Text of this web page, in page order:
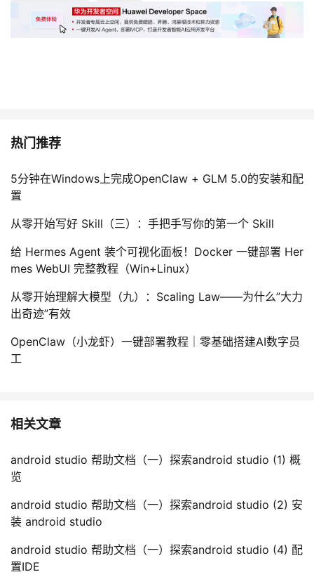
热门推荐
5分钟在Windows上完成OpenClaw + GLM 5.0的安装和配
置
从零开始写好 Skill（三）：手把手写你的第一个 Skill
给 Hermes Agent 装个可视化面板！Docker 一键部署 Her
mes WebUI 完整教程（Win+Linux）
从零开始理解大模型（九）：Scaling Law——为什么”大力
出奇迹”有效
OpenClaw（小龙虾）一键部署教程｜零基础搭建AI数字员
工
相关文章
android studio 帮助文档（一）探索android studio (1) 概
览
android studio 帮助文档（一）探索android studio (2) 安
装 android studio
android studio 帮助文档（一）探索android studio (4) 配
置IDE